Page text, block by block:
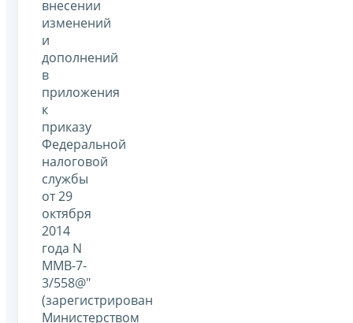
внесении
изменений
и
дополнений
в
приложения
к
приказу
Федеральной
налоговой
службы
от 29
октября
2014
года N
ММВ-7-
3/558@"
(зарегистрирован
Министерством